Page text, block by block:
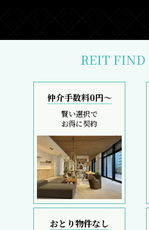
REIT FIND
仲介手数料0円～
賢い選択で
お得に契約
おとり物件なし